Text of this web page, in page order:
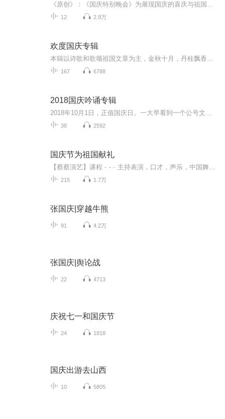
12 2.9万
欢度国庆专辑
167 6788
2018国庆吟诵专辑
38 2592
国庆节为祖国献礼
215 1.7万
张国庆|穿越牛熊
91 4.2万
张国庆|舆论战
22 4713
庆祝七一和国庆节
24 1818
国庆出游去山西
10 5805